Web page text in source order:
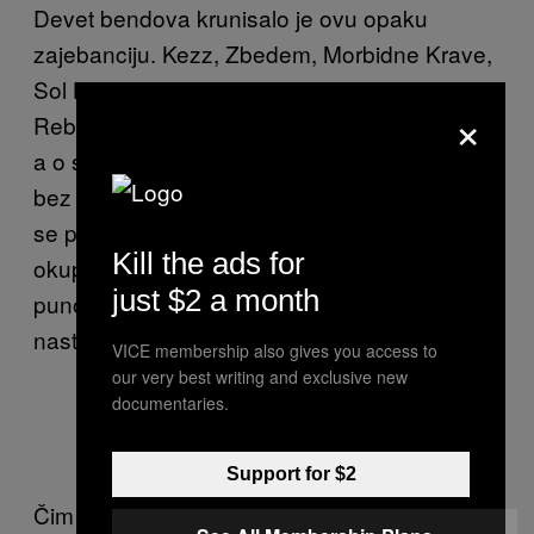
Devet bendova krunisalo je ovu opaku
zajebanciju. Kezz, Zbedem, Morbidne Krave,
Sol Kejdž,FTP, Hit Baj Pejn, Taunšip
Rebelion i drugi napravili su jednom rečju – h
a o s. Naravno nijedna dobra žurka ne prođe
bez
sound of da police
se potrudili da pod izgovorom zabrane
okupljanja posle jedan zaustave svirku u
punom naletu. Ne mari, grupa Škank
nastavila je parti u obližnoj kafani.
Domaćini i umetnici u kafani
Čim se sve završilo Milorad je otputovao u
×
Kill the ads for
just $2 a month
VICE membership also gives you access to
our very best writing and exclusive new
documentaries.
Support for $2